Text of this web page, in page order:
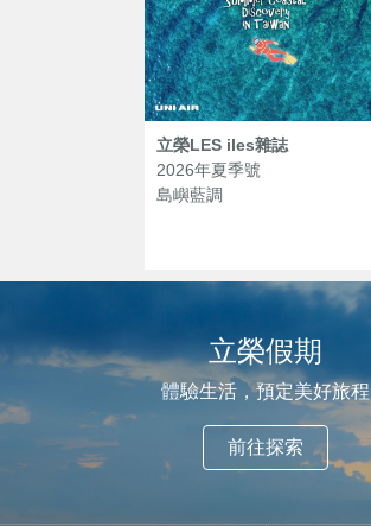
立榮LES iles雜誌
2026年夏季號
島嶼藍調
立榮假期
體驗生活，預定美好旅程
前往探索